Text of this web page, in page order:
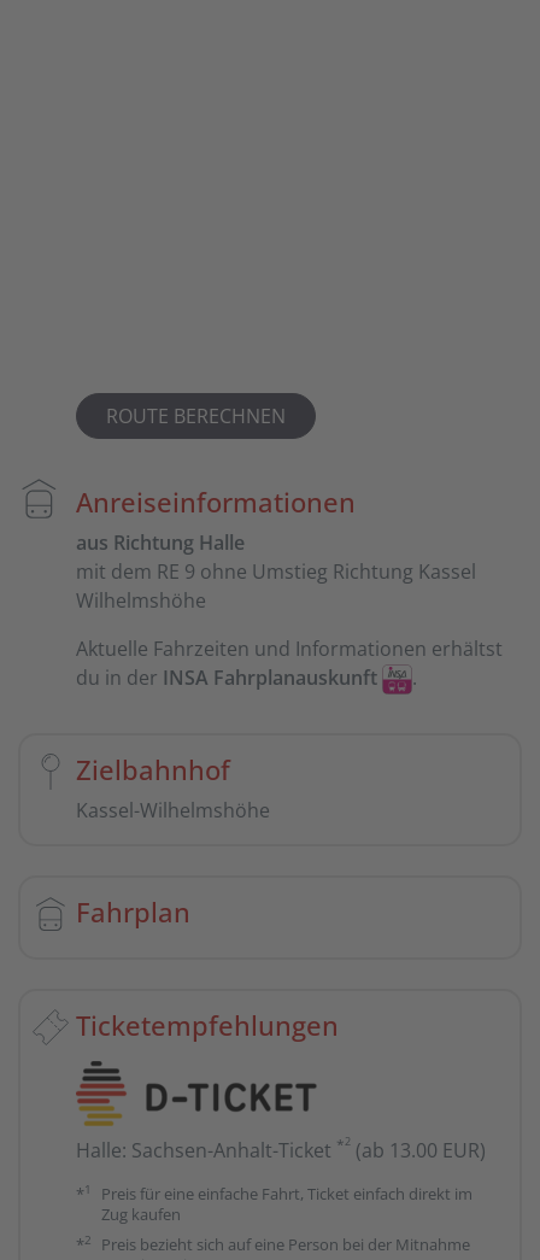
ROUTE BERECHNEN
Anreiseinformationen
aus Richtung Halle
mit dem RE 9 ohne Umstieg Richtung Kassel
Wilhelmshöhe
Aktuelle Fahrzeiten und Informationen erhältst
du in der INSA Fahrplanauskunft .
Zielbahnhof
Kassel-Wilhelmshöhe
Fahrplan
Ticketempfehlungen
Halle: Sachsen-Anhalt-Ticket *2 (ab 13.00 EUR)
*1
Preis für eine einfache Fahrt, Ticket einfach direkt im
Zug kaufen
*2
Preis bezieht sich auf eine Person bei der Mitnahme